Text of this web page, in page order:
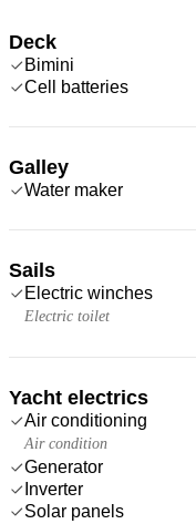
Deck
Bimini
Cell batteries
Galley
Water maker
Sails
Electric winches
Electric toilet
Yacht electrics
Air conditioning
Air condition
Generator
Inverter
Solar panels